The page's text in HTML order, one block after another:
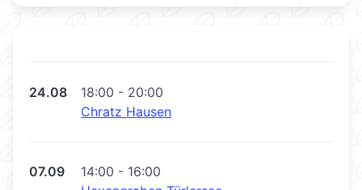
24.08
18:00 - 20:00
Chratz Hausen
07.09
14:00 - 16:00